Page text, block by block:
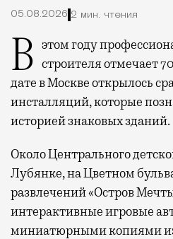
05.08.2026 2 мин. чтения
В этом году профессиональный праздник День строителя отмечает
дате в Москве открылось
инсталляций, которые
историей знаковых зданий.
Около Центрального
Лубянке, на Цветном
развлечений «Остров
интерактивные игровые
миниатюрными копиями